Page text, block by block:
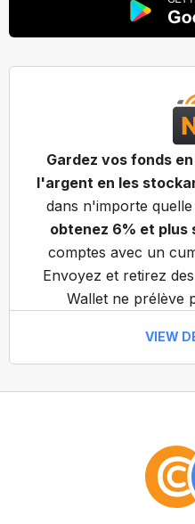
Gardez vos fonds
l'argent en les
dans n'importe
obtenez 6% et plus
comptes avec un
Envoyez et retirez
Wallet ne prélève
VIEW